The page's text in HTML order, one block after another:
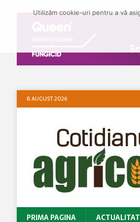
8 AUGUST 2026
PRIMA PAGINA
Utilizăm cookie-uri pentru a vă